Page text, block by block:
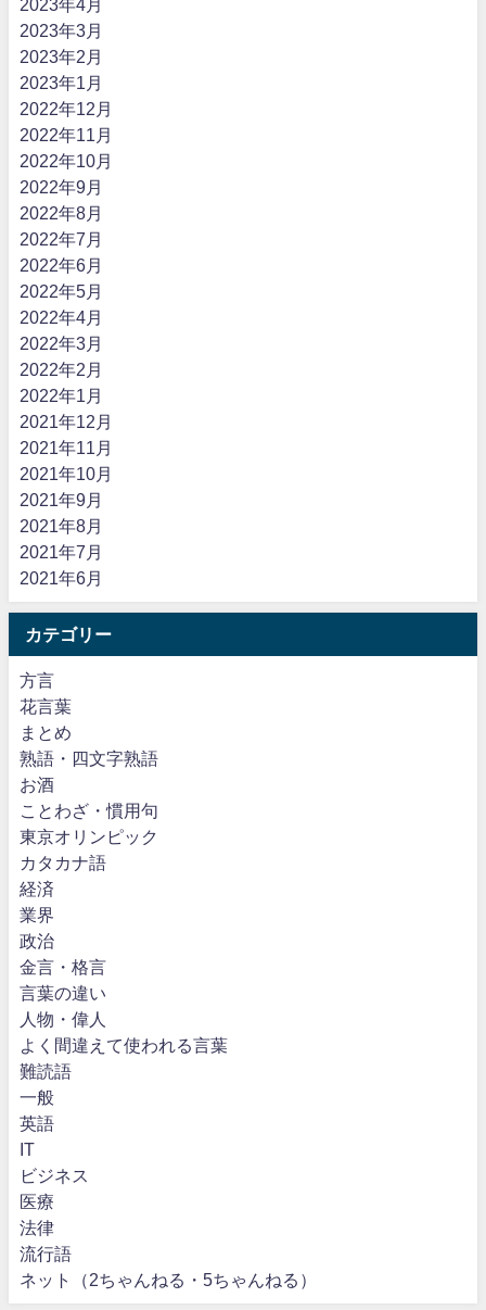
2023年4月
2023年3月
2023年2月
2023年1月
2022年12月
2022年11月
2022年10月
2022年9月
2022年8月
2022年7月
2022年6月
2022年5月
2022年4月
2022年3月
2022年2月
2022年1月
2021年12月
2021年11月
2021年10月
2021年9月
2021年8月
2021年7月
2021年6月
カテゴリー
方言
花言葉
まとめ
熟語・四文字熟語
お酒
ことわざ・慣用句
東京オリンピック
カタカナ語
経済
業界
政治
金言・格言
言葉の違い
人物・偉人
よく間違えて使われる言葉
難読語
一般
英語
IT
ビジネス
医療
法律
流行語
ネット（2ちゃんねる・5ちゃんねる）